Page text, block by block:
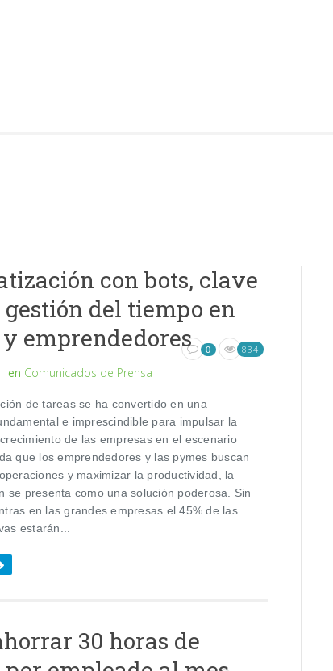
con bots, clave
del tiempo en
emprendedores
en Comunicados de Prensa
0 834
de tareas se ha convertido en una
e imprescindible para impulsar la
de las empresas en el escenario
que los emprendedores y las pymes buscan
y maximizar la productividad, la
se presenta como una solución poderosa. Sin
en las grandes empresas el 45% de las
estarán...
30 horas de